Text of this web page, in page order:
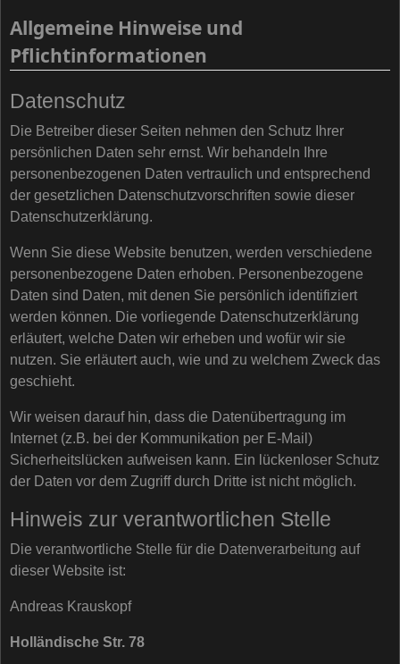
Allgemeine Hinweise und
Pflichtinformationen
Datenschutz
Die Betreiber dieser Seiten nehmen den Schutz Ihrer
persönlichen Daten sehr ernst. Wir behandeln Ihre
personenbezogenen Daten vertraulich und entsprechend
der gesetzlichen Datenschutzvorschriften sowie dieser
Datenschutzerklärung.
Wenn Sie diese Website benutzen, werden verschiedene
personenbezogene Daten erhoben. Personenbezogene
Daten sind Daten, mit denen Sie persönlich identifiziert
werden können. Die vorliegende Datenschutzerklärung
erläutert, welche Daten wir erheben und wofür wir sie
nutzen. Sie erläutert auch, wie und zu welchem Zweck das
geschieht.
Wir weisen darauf hin, dass die Datenübertragung im
Internet (z.B. bei der Kommunikation per E-Mail)
Sicherheitslücken aufweisen kann. Ein lückenloser Schutz
der Daten vor dem Zugriff durch Dritte ist nicht möglich.
Hinweis zur verantwortlichen Stelle
Die verantwortliche Stelle für die Datenverarbeitung auf
dieser Website ist:
Andreas Krauskopf
Holländische Str. 78